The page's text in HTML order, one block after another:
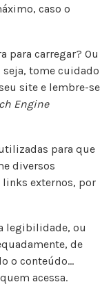
caso o
para carregar? Ou
tome cuidado
site e lembre-se
Engine
para que
diversos
externos, por
legibilidade, ou
de
o conteúdo…
acessa.